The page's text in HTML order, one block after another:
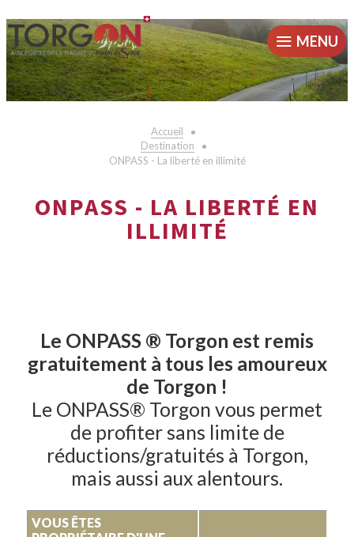
MENU
Accueil
Destination
ONPASS - La liberté en illimité
ONPASS - LA LIBERTÉ EN
ILLIMITÉ
Le ONPASS ® Torgon est remis
gratuitement à tous les amoureux
de Torgon !
Le ONPASS® Torgon vous permet
de profiter sans limite de
réductions/gratuités à Torgon,
mais aussi aux alentours.
VOUS ÊTES